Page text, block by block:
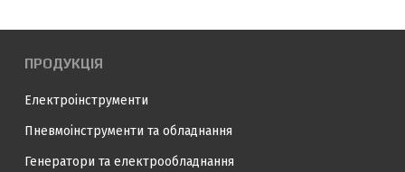
ПРОДУКЦІЯ
Електроінструменти
Пневмоінструменти та обладнання
Генератори та електрообладнання